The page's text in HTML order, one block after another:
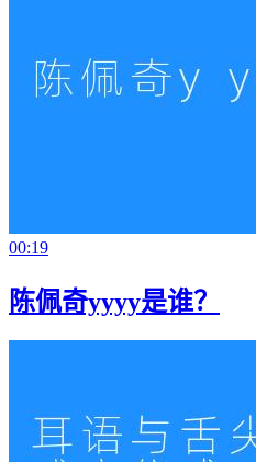
00:19
陈佩奇yyyy是谁？